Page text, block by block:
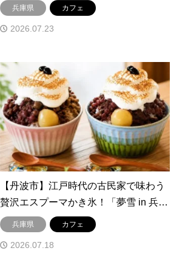
兵庫県 カフェ
2026.07.23
【丹波市】江戸時代の古民家で味わう
贅沢エスプーマかき氷！「夢雪 in 兵…
兵庫県 カフェ
2026.07.18